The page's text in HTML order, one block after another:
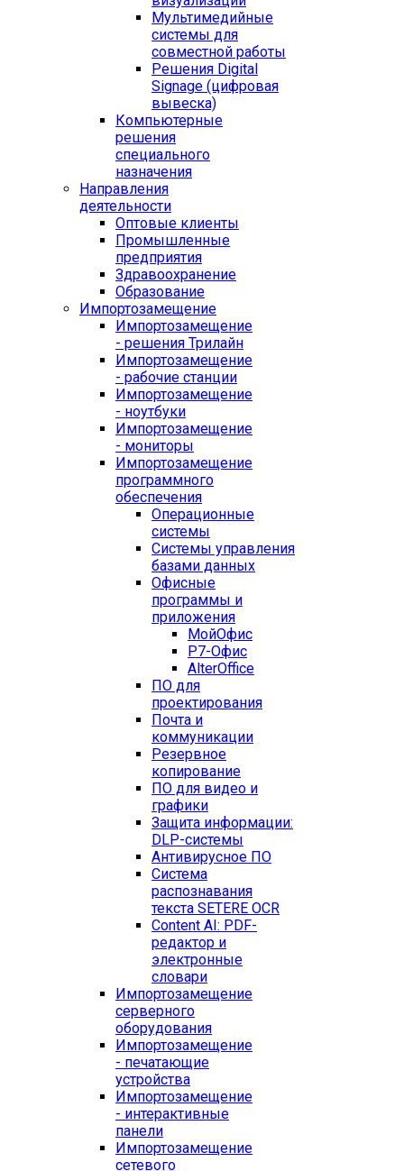
Мультимедийные
системы для
совместной работы
Решения Digital
Signage (цифровая
вывеска)
Компьютерные
решения
специального
назначения
Направления
деятельности
Оптовые клиенты
Промышленные
предприятия
Здравоохранение
Образование
Импортозамещение
Импортозамещение
- решения Трилайн
Импортозамещение
- рабочие станции
Импортозамещение
- ноутбуки
Импортозамещение
- мониторы
Импортозамещение
программного
обеспечения
Операционные
системы
Системы управления
базами данных
Офисные
программы и
приложения
МойОфис
Р7-Офис
AlterOffice
ПО для
проектирования
Почта и
коммуникации
Резервное
копирование
ПО для видео и
графики
Защита информации:
DLP-системы
Антивирусное ПО
Система
распознавания
текста SETERE OCR
Content AI: PDF-
редактор и
электронные
словари
Импортозамещение
серверного
оборудования
Импортозамещение
- печатающие
устройства
Импортозамещение
- интерактивные
панели
Импортозамещение
сетевого